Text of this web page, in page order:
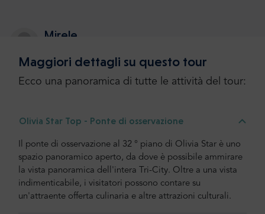
Mirele
5
trasferimento è stato eccellente.
Per saperne di più o per aggiungere la vostra
opinione
Maggiori dettagli su questo tour
Ecco una panoramica di tutte le attività del tour:
Olivia Star Top - Ponte di osservazione
Il ponte di osservazione al 32 ° piano di Olivia Star è uno
spazio panoramico aperto, da dove è possibile ammirare
la vista panoramica dell'intera Tri-City. Oltre a una vista
indimenticabile, i visitatori possono contare su
un'attraente offerta culinaria e altre attrazioni culturali.